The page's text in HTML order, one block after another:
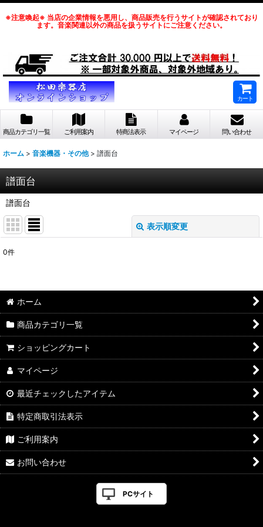
※注意喚起※ 当店の企業情報を悪用し、商品販売を行うサイトが確認されており
ます。音楽関連以外の商品を扱うサイトにご注意ください。
カート
商品カテゴリ一覧 ご利用案内 特商法表示 マイページ 問い合わせ
ホーム > 音楽機器・その他 > 譜面台
譜面台
譜面台
表示順変更
並び順:
0件
ホーム
商品カテゴリ一覧
ショッピングカート
マイページ
最近チェックしたアイテム
特定商取引法表示
ご利用案内
お問い合わせ
PCサイト